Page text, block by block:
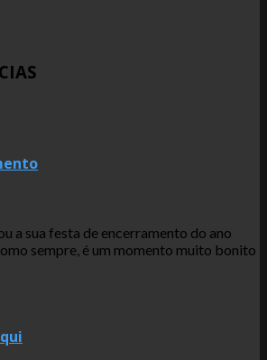
a sua festa de encerramento do ano
sempre, é um momento muito bonito